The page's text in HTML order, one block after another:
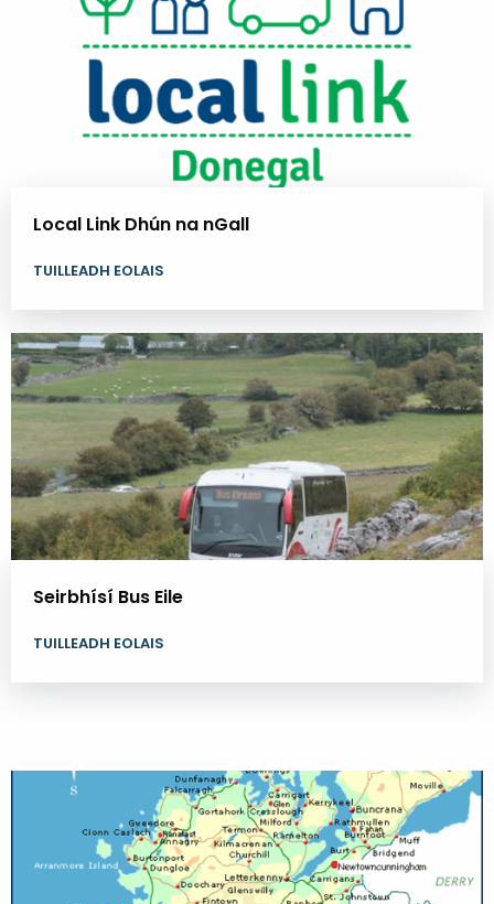
Local Link Dhún na nGall
TUILLEADH EOLAIS
Seirbhísí Bus Eile
TUILLEADH EOLAIS